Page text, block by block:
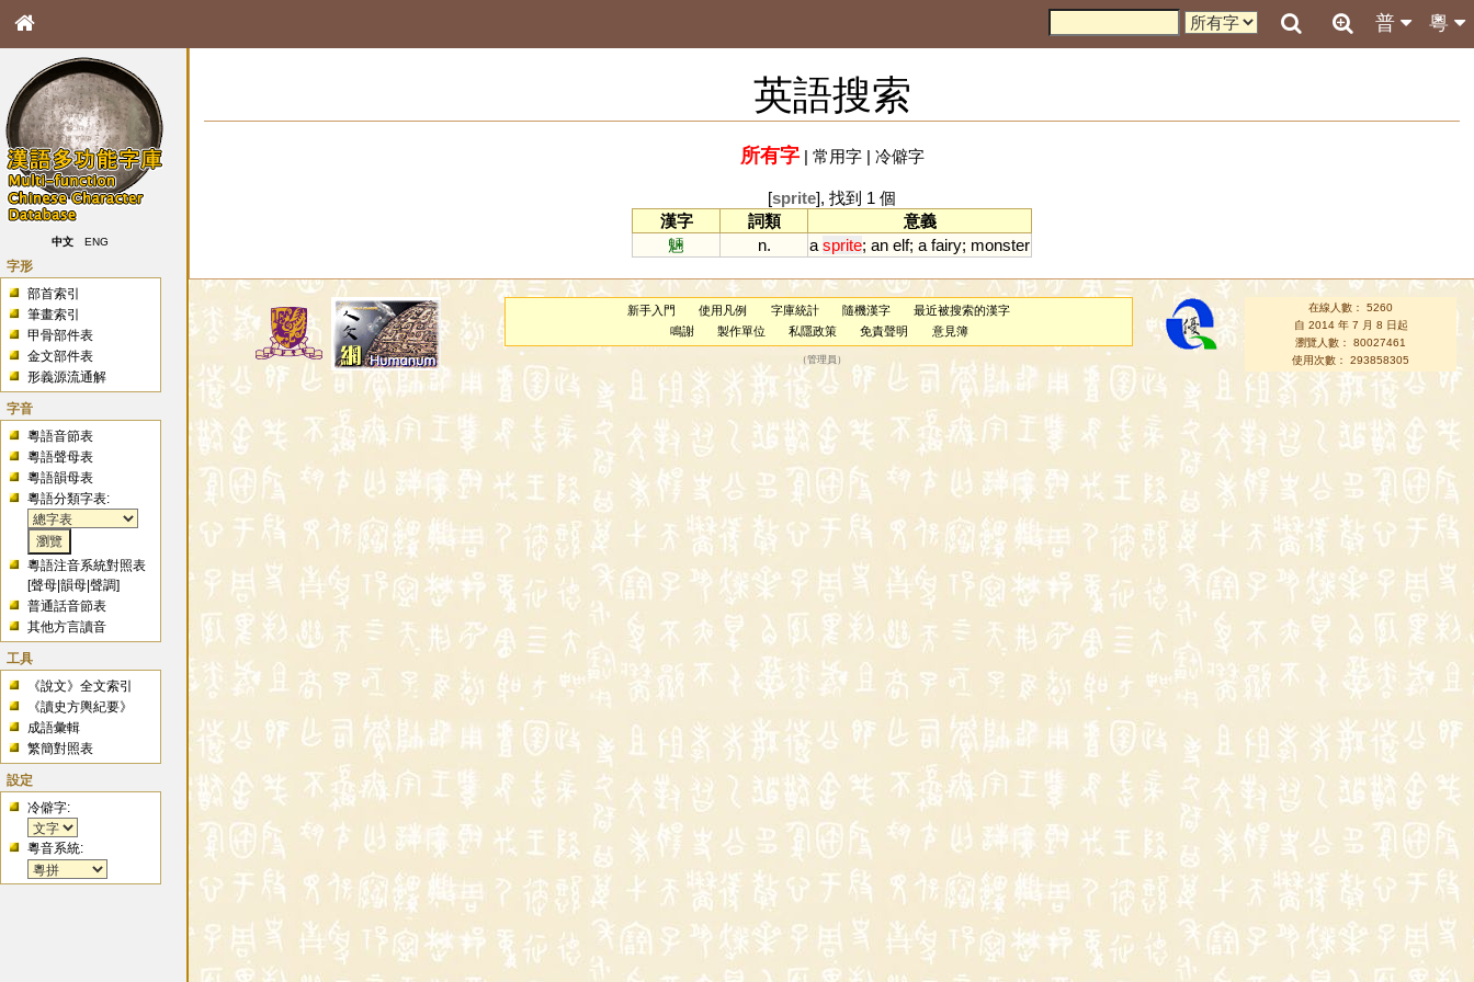
粵
普
中文 ENG
字形
部首索引
筆畫索引
甲骨部件表
金文部件表
形義源流通解
字音
粵語音節表
粵語聲母表
粵語韻母表
粵語分類字表:
粵語注音系統對照表
[聲母 |韻母 |聲調]
普通話音節表
其他方言讀音
工具
《說文》全文索引
《讀史方輿紀要》
成語彙輯
繁簡對照表
設定
冷僻字:
粵音系統:
英語搜索
所有字| 常用字| 冷僻字
[sprite], 找到 1 個
漢字
詞類
意義
魎
n. a sprite; an elf; a fairy; monster
新手入門 使用凡例 字庫統計 隨機漢字
最近被搜索的漢字
鳴謝
製作單位 私隱政策 免責聲明 意見簿
（管理員 ）
在線人數： 5260
自 2014 年 7 月 8 日起
瀏覽人數： 80027461
使用次數： 293858305